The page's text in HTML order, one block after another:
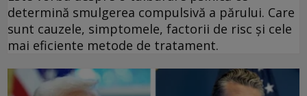
determină smulgerea compulsivă a părului. Care
sunt cauzele, simptomele, factorii de risc și cele
mai eficiente metode de tratament.